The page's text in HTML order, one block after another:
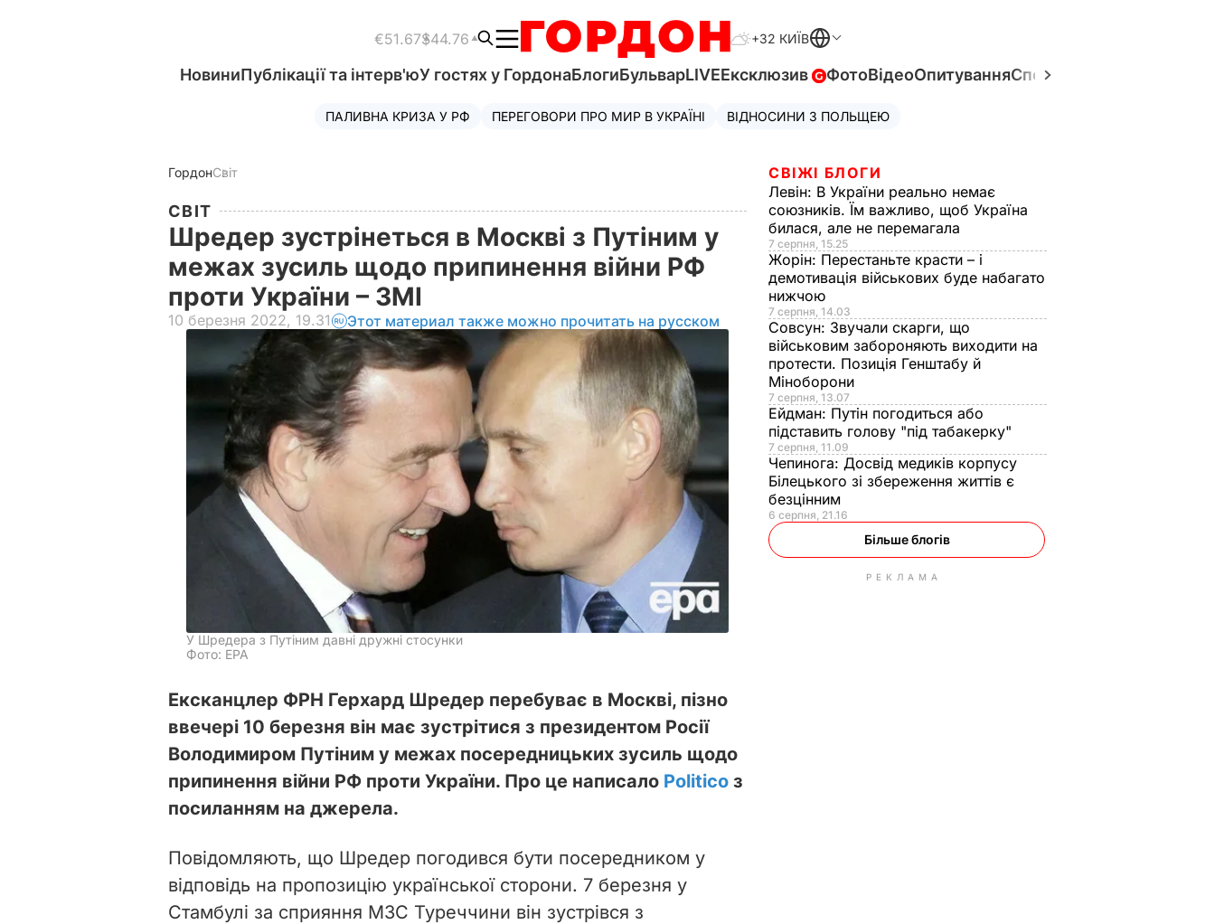
€51.67$44.76 +32 КИЇВ
НовиниПублікації та інтерв'юУ гостях у ГордонаБлогиБульварLIVEЕксклюзив ФотоВідеоОпитуванняСпецпроєкти
ПАЛИВНА КРИЗА У РФ ПЕРЕГОВОРИ ПРО МИР В УКРАЇНІ ВІДНОСИНИ З ПОЛЬЩЕЮ
ГордонСвіт
СВІТ
Шредер зустрінеться в Москві з Путіним у
межах зусиль щодо припинення війни РФ
проти України – ЗМІ
10 березня 2022, 19.31 Этот материал также можно прочитать на русском
У Шредера з Путіним давні дружні стосунки
Фото: EPA
Ексканцлер ФРН Герхард Шредер перебуває в Москві, пізно
ввечері 10 березня він має зустрітися з президентом Росії
Володимиром Путіним у межах посередницьких зусиль щодо
припинення війни РФ проти України. Про це написало Politico з
посиланням на джерела.
Повідомляють, що Шредер погодився бути посередником у
відповідь на пропозицію української сторони. 7 березня у
Стамбулі за сприяння МЗС Туреччини він зустрівся з
СВІЖІ БЛОГИ
Левін: В України реально немає
союзників. Їм важливо, щоб Україна
билася, але не перемагала
7 серпня, 15.25
Жорін: Перестаньте красти – і
демотивація військових буде набагато
нижчою
7 серпня, 14.03
Совсун: Звучали скарги, що
військовим забороняють виходити на
протести. Позиція Генштабу й
Міноборони
7 серпня, 13.07
Ейдман: Путін погодиться або
підставить голову "під табакерку"
7 серпня, 11.09
Чепинога: Досвід медиків корпусу
Білецького зі збереження життів є
безцінним
6 серпня, 21.16
Більше блогів
РЕКЛАМА